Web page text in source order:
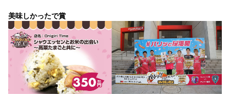
アウェイツアー
よくある質問
よくある質問
スポーツクラブ
関連団体/施設
長居公園 セレッソフットサルパーク
セレッソフットサルパーク長居
セレッソスポーツパーク舞洲
YANMAR HANASAKA STADIUM
セレッソ大阪アカデミー
子供のサッカースクール
大人のサッカースクール その他スポーツクラブ
美味しかったで賞